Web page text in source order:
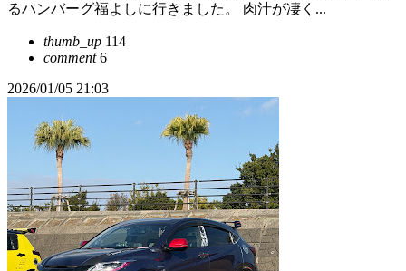
るハンバーグ福よしに行きました。 肉汁が凄く...
thumb_up 114
comment6
2026/01/05 21:03